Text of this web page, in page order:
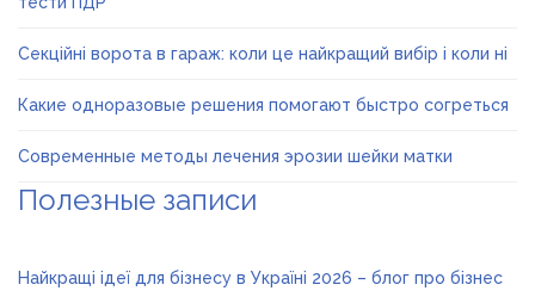
Секційні ворота в гараж: коли це найкращий вибір і коли ні
Какие одноразовые решения помогают быстро согреться
Современные методы лечения эрозии шейки матки
Полезные записи
Найкращі ідеї для бізнесу в Україні 2026 – блог про бізнес